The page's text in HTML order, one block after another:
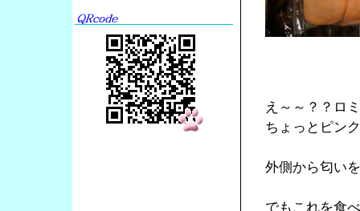
え～～？？ロ
ちょっとピン
外側から匂い
でもこれを食